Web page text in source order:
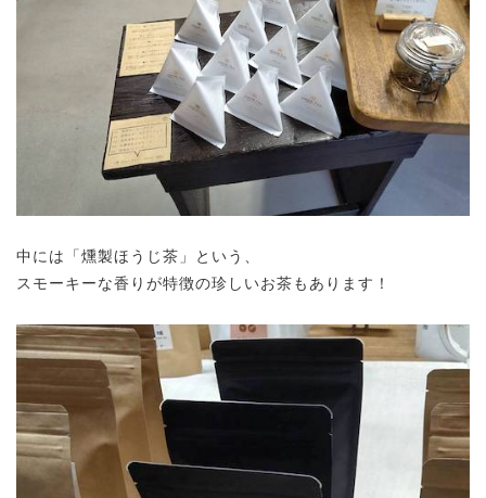
中には「燻製ほうじ茶」という、
スモーキーな香りが特徴の珍しいお茶もあります！